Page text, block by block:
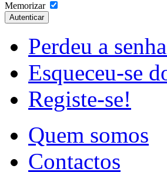
Memorizar
Autenticar
Perdeu a
Esqueceu-se
Registe-se!
Quem somos
Contactos